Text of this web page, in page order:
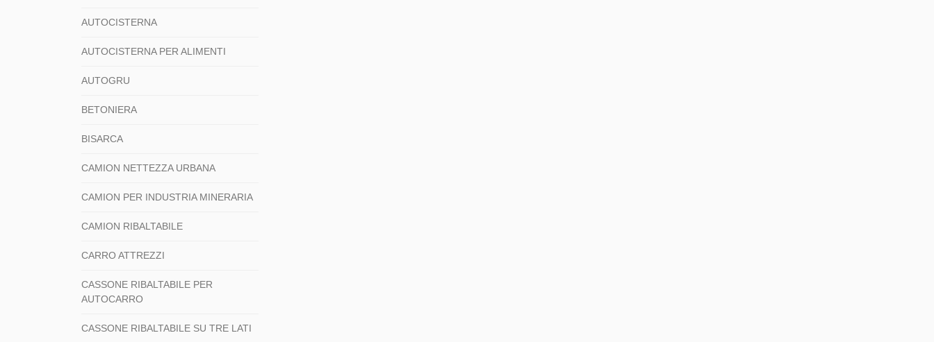
AUTOCISTERNA
AUTOCISTERNA PER ALIMENTI
AUTOGRU
BETONIERA
BISARCA
CAMION NETTEZZA URBANA
CAMION PER INDUSTRIA MINERARIA
CAMION RIBALTABILE
CARRO ATTREZZI
CASSONE RIBALTABILE PER
AUTOCARRO
CASSONE RIBALTABILE SU TRE LATI